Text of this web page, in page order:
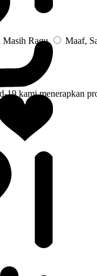
Masih Ragu Maaf,
kami menerapkan